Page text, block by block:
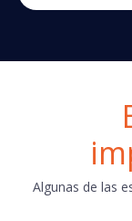
Algunas de las